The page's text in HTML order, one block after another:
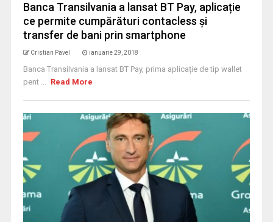
Banca Transilvania a lansat BT Pay, aplicație
ce permite cumpărături contacless şi
transfer de bani prin smartphone
Cristian Pavel ianuarie 29, 2018
Banca Transilvania a lansat BT Pay, prima aplicație de tip wallet
pent ... Read More